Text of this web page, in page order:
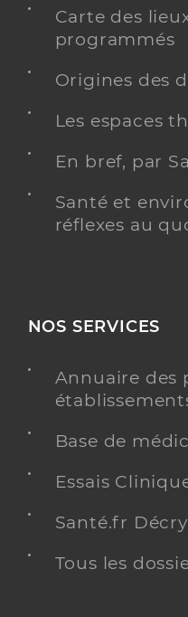
Carte des
programmés
Origines des
Les espaces
En bref, par
Santé et
réflexes au
NOS SERVICES
Annuaire des
Base de
Essais
Santé.fr
Tous les